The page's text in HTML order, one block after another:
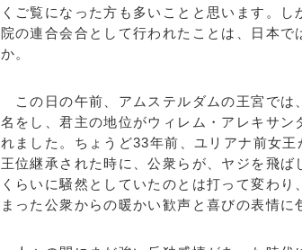
くご覧になった方も多いことと思います。
院の連合会合として行われたことは、日本で
か。
この日の午前、アムステルダムの王宮では
名をし、君主の地位がウィレム・アレキサン
れました。ちょうど33年前、ユリアナ前女
王位継承された時に、公衆らが、ヤジを飛
くらいに騒然としていたのとは打って変わ
まった公衆からの暖かい歓声と喜びの表情に